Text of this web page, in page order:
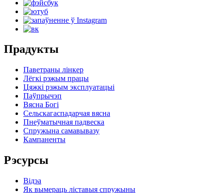
Прадукты
Паветраны лінкер
Лёгкі рэжым працы
Цяжкі рэжым эксплуатацыі
Паўпрычэп
Вясна Богі
Сельскагаспадарчая вясна
Пнеўматычная падвеска
Спружына самавывазу
Кампаненты
Рэсурсы
Відэа
Як вымераць ліставыя спружыны